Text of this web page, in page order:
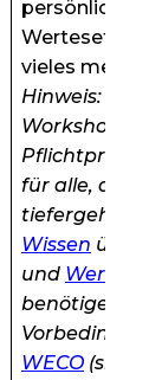
persönliches
Wertesetting
vieles mehr.
Hinweis:
Workshop ist
für alle, die
Wissen über
und
benötigen –
WECO (siehe